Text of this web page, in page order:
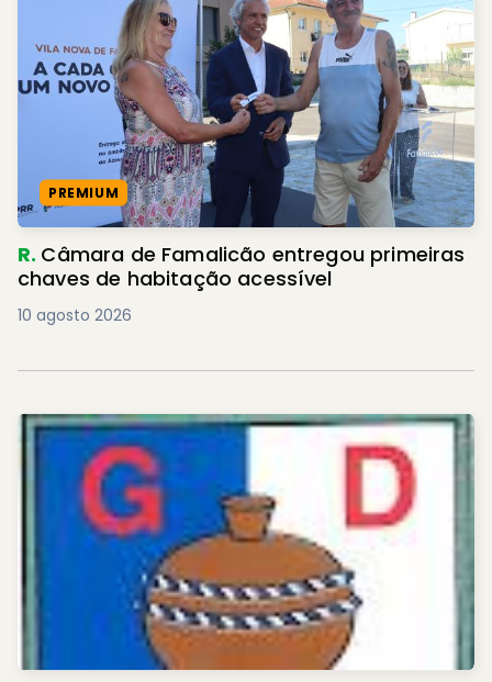
PREMIUM
R. Câmara de Famalicão entregou primeiras
chaves de habitação acessível
10 agosto 2026